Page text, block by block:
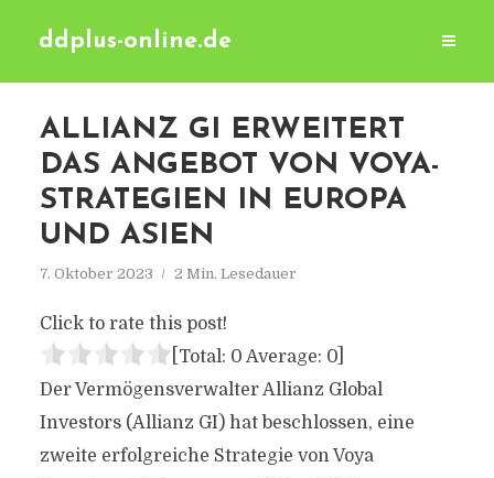
ddplus-online.de
ALLIANZ GI ERWEITERT
DAS ANGEBOT VON VOYA-
STRATEGIEN IN EUROPA
UND ASIEN
7. Oktober 2023 2 Min. Lesedauer
Click to rate this post!
[Total: 0 Average: 0]
Der Vermögensverwalter Allianz Global
Investors (Allianz GI) hat beschlossen, eine
zweite erfolgreiche Strategie von Voya